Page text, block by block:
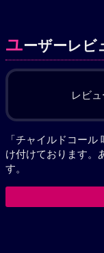
ユーザーレビ
レビ
「チャイルドコー
け付けております。
す。